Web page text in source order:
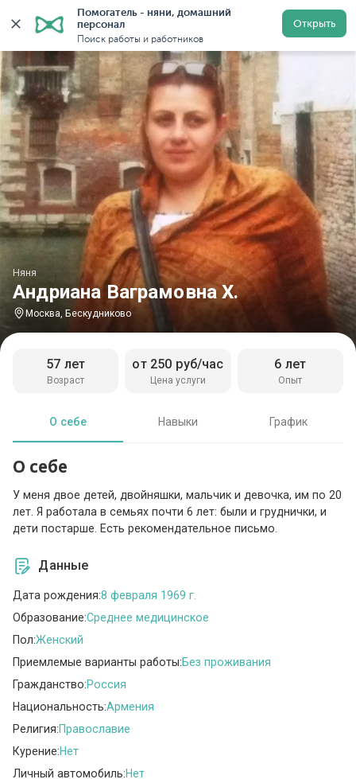
Помогатель - няни, домашний
персонал
Поиск работы и работников
Открыть
Главная Няни Няни в Москве Няни в
Андриана Ваграмовна Х.
Няня
Москва, Бескудниково
Возраст
57 лет
Цена услуги
от 250 руб/час
Опыт
6 лет
О себе Навыки График
О себе
У меня двое детей, двойняшки, мальчик и девочка, им по 20
лет. Я работала в семьях почти 6 лет: были и груднички, и
дети постарше. Есть рекомендательное письмо.
Данные
Дата рождения:8 февраля 1969 г.
Образование:Среднее медицинское
Пол:Женский
Приемлемые варианты работы:Без проживания
Гражданство:Россия
Национальность:Армения
Религия:Православие
Курение:Нет
Личный автомобиль:Нет